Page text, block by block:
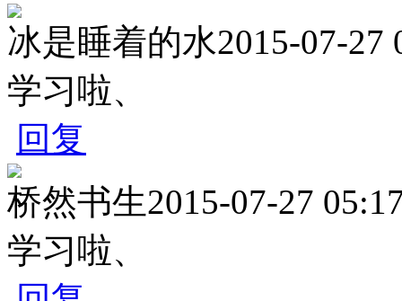
冰是睡着的水2015-07-27
学习啦、
回复
桥然书生2015-07-27
学习啦、